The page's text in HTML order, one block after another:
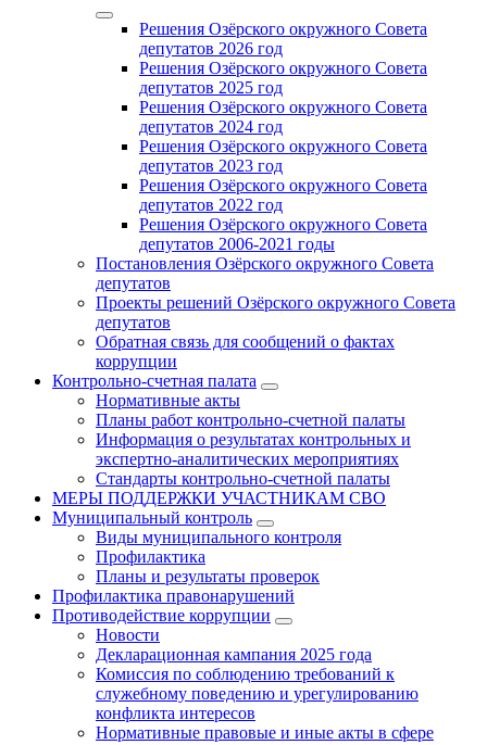
Решения Озёрского окружного Совета
депутатов 2026 год
Решения Озёрского окружного Совета
депутатов 2025 год
Решения Озёрского окружного Совета
депутатов 2024 год
Решения Озёрского окружного Совета
депутатов 2023 год
Решения Озёрского окружного Совета
депутатов 2022 год
Решения Озёрского окружного Совета
депутатов 2006-2021 годы
Постановления Озёрского окружного Совета
депутатов
Проекты решений Озёрского окружного Совета
депутатов
Обратная связь для сообщений о фактах
коррупции
Контрольно-счетная палата
Нормативные акты
Планы работ контрольно-счетной палаты
Информация о результатах контрольных и
экспертно-аналитических мероприятиях
Стандарты контрольно-счетной палаты
МЕРЫ ПОДДЕРЖКИ УЧАСТНИКАМ СВО
Муниципальный контроль
Виды муниципального контроля
Профилактика
Планы и результаты проверок
Профилактика правонарушений
Противодействие коррупции
Новости
Декларационная кампания 2025 года
Комиссия по соблюдению требований к
служебному поведению и урегулированию
конфликта интересов
Нормативные правовые и иные акты в сфере